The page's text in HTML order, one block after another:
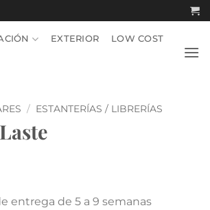
EXTERIOR LOW COST
/ ESTANTERÍAS / LIBRERÍAS
entrega de 5 a 9 semanas